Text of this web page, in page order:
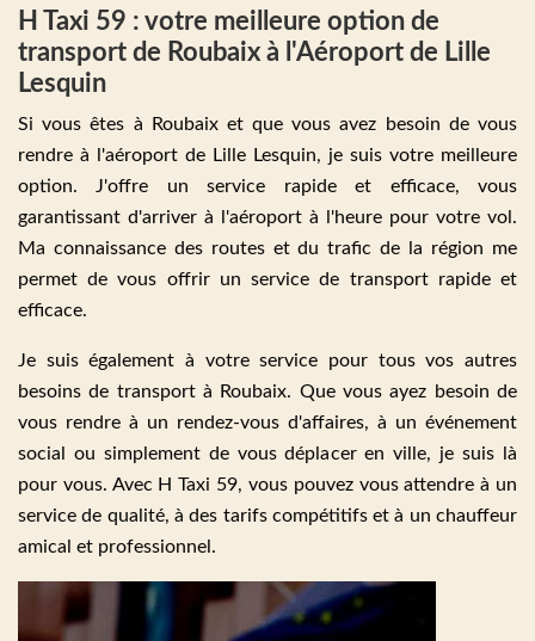
H Taxi 59 : votre meilleure option de
transport de Roubaix à l'Aéroport de Lille
Lesquin
Si vous êtes à Roubaix et que vous avez besoin de vous
rendre à l'aéroport de Lille Lesquin, je suis votre meilleure
option. J'offre un service rapide et efficace, vous
garantissant d'arriver à l'aéroport à l'heure pour votre vol.
Ma connaissance des routes et du trafic de la région me
permet de vous offrir un service de transport rapide et
efficace.
Je suis également à votre service pour tous vos autres
besoins de transport à Roubaix. Que vous ayez besoin de
vous rendre à un rendez-vous d'affaires, à un événement
social ou simplement de vous déplacer en ville, je suis là
pour vous. Avec H Taxi 59, vous pouvez vous attendre à un
service de qualité, à des tarifs compétitifs et à un chauffeur
amical et professionnel.